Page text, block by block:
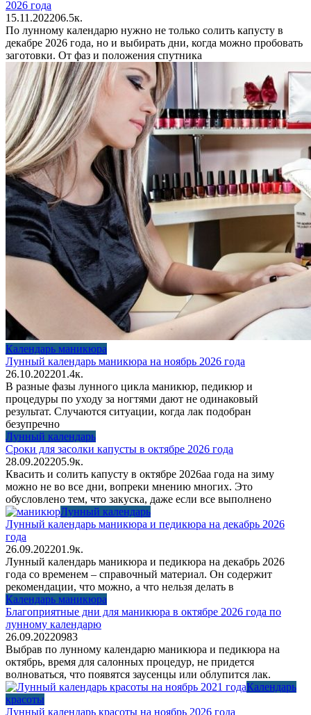
2026 года
15.11.202206.5к.
По лунному календарю нужно не только солить капусту в
декабре 2026 года, но и выбирать дни, когда можно пробовать
заготовки. От фаз и положения спутника
Календарь маникюра
Лунный календарь маникюра на ноябрь 2026 года
26.10.202201.4к.
В разные фазы лунного цикла маникюр, педикюр и
процедуры по уходу за ногтями дают не одинаковый
результат. Случаются ситуации, когда лак подобран
безупречно
Лунный календарь
Сроки для засолки капусты в октябре 2026 года
28.09.202205.9к.
Квасить и солить капусту в октябре 2026аа года на зиму
можно не во все дни, вопреки мнению многих. Это
обусловлено тем, что закуска, даже если все выполнено
Лунный календарь
Лунный календарь маникюра и педикюра на декабрь 2026
года
26.09.202201.9к.
Лунный календарь маникюра и педикюра на декабрь 2026
года со временем – справочный материал. Он содержит
рекомендации, что можно, а что нельзя делать в
Календарь маникюра
Благоприятные дни для маникюра в октябре 2026 года по
лунному календарю
26.09.20220983
Выбрав по лунному календарю маникюра и педикюра на
октябрь, время для салонных процедур, не придется
волноваться, что появятся заусенцы или облупится лак.
Календарь
красоты
Лунный календарь красоты на ноябрь 2026 года